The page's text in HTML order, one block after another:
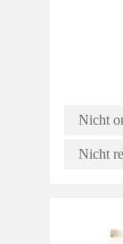
Nicht
Nicht